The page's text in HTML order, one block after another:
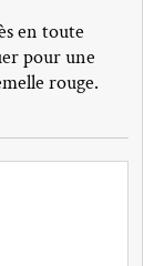
en toute
pour une
rouge.